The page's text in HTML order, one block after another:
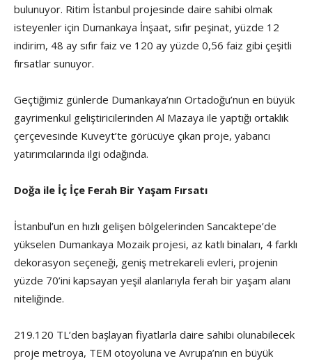
bulunuyor. Ritim İstanbul projesinde daire sahibi olmak
isteyenler için Dumankaya İnşaat, sıfır peşinat, yüzde 12
indirim, 48 ay sıfır faiz ve 120 ay yüzde 0,56 faiz gibi çeşitli
fırsatlar sunuyor.
Geçtiğimiz günlerde Dumankaya’nın Ortadoğu’nun en büyük
gayrimenkul geliştiricilerinden Al Mazaya ile yaptığı ortaklık
çerçevesinde Kuveyt’te görücüye çıkan proje, yabancı
yatırımcılarında ilgi odağında.
Doğa ile İç İçe Ferah Bir Yaşam Fırsatı
İstanbul’un en hızlı gelişen bölgelerinden Sancaktepe’de
yükselen Dumankaya Mozaik projesi, az katlı binaları, 4 farklı
dekorasyon seçeneği, geniş metrekareli evleri, projenin
yüzde 70’ini kapsayan yeşil alanlarıyla ferah bir yaşam alanı
niteliğinde.
219.120 TL’den başlayan fiyatlarla daire sahibi olunabilecek
proje metroya, TEM otoyoluna ve Avrupa’nın en büyük